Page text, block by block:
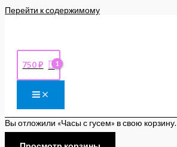
Перейти к содержимому
750₽
Вы отложили «Часы с гусем» в свою корзину.